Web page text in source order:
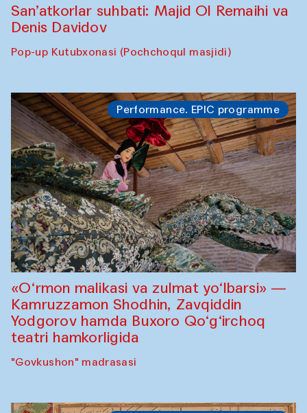
San’atkorlar suhbati: Majid Ol Remaihi va
Denis Davidov
Pop-up Kutubxonasi (Pochchoqul masjidi)
Performance. EPIC programme
«O‘rmon malikasi va zulmat yo‘lbarsi» —
Kamruzzamon Shodhin, Zavqiddin
Yodgorov hamda Buxoro Qo‘g‘irchoq
teatri hamkorligida
"Govkushon" madrasasi